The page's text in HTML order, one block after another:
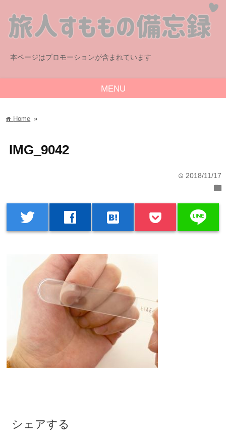
本ページはプロモーションが含まれています
MENU
home Home »
IMG_9042
time 2018/11/17
folder
twitter facebook hatenabookmark line
シェアする